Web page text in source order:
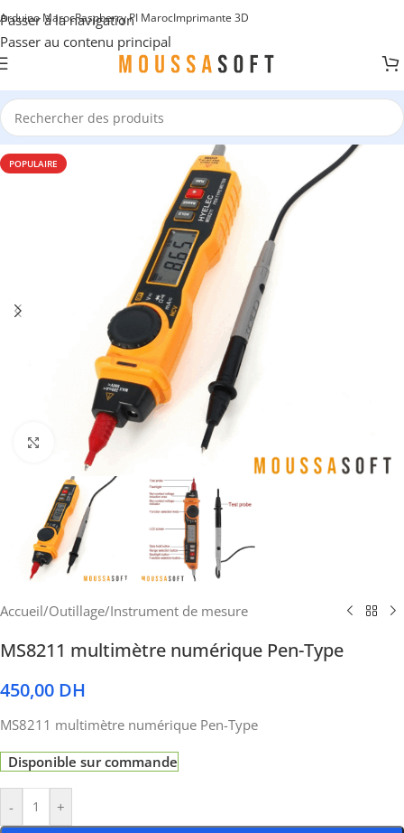
Passer à la navigation
Passer au contenu principal
Arduino MarocRaspberry PI MarocImprimante 3D
POPULAIRE
Cliquez pour agrandir
Accueil/Outillage/Instrument de mesure
MS8211 multimètre numérique Pen-Type
450,00 DH
MS8211 multimètre numérique Pen-Type
Disponible sur commande
- +